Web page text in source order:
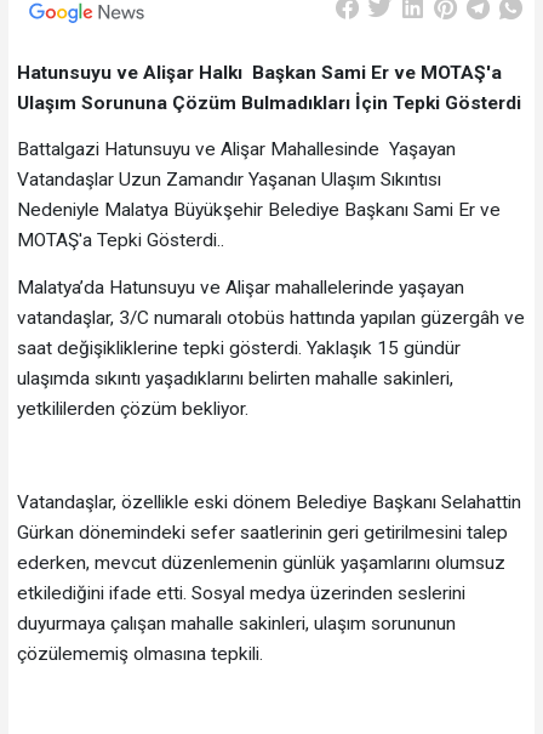
Hatunsuyu ve Alişar Halkı Başkan Sami Er ve MOTAŞ'a
Ulaşım Sorununa Çözüm Bulmadıkları İçin Tepki Gösterdi
Battalgazi Hatunsuyu ve Alişar Mahallesinde Yaşayan
Vatandaşlar Uzun Zamandır Yaşanan Ulaşım Sıkıntısı
Nedeniyle Malatya Büyükşehir Belediye Başkanı Sami Er ve
MOTAŞ'a Tepki Gösterdi..
Malatya’da Hatunsuyu ve Alişar mahallelerinde yaşayan
vatandaşlar, 3/C numaralı otobüs hattında yapılan güzergâh ve
saat değişikliklerine tepki gösterdi. Yaklaşık 15 gündür
ulaşımda sıkıntı yaşadıklarını belirten mahalle sakinleri,
yetkililerden çözüm bekliyor.
Vatandaşlar, özellikle eski dönem Belediye Başkanı Selahattin
Gürkan dönemindeki sefer saatlerinin geri getirilmesini talep
ederken, mevcut düzenlemenin günlük yaşamlarını olumsuz
etkilediğini ifade etti. Sosyal medya üzerinden seslerini
duyurmaya çalışan mahalle sakinleri, ulaşım sorununun
çözülememiş olmasına tepkili.